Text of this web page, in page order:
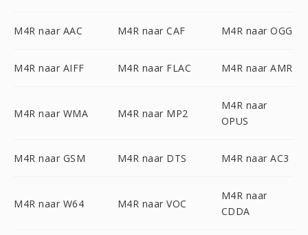
M4R naar AAC M4R naar CAF M4R naar OGG
M4R naar AIFF M4R naar FLAC M4R naar AMR
M4R naar WMA M4R naar MP2
M4R naar
OPUS
M4R naar GSM M4R naar DTS M4R naar AC3
M4R naar W64 M4R naar VOC
M4R naar
CDDA